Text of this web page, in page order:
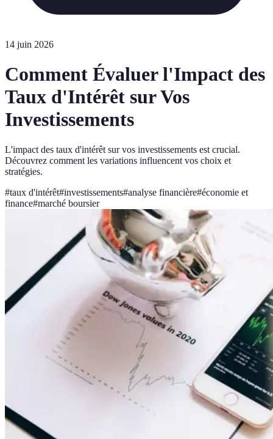
14 juin 2026
Comment Évaluer l'Impact des
Taux d'Intérêt sur Vos
Investissements
L'impact des taux d'intérêt sur vos investissements est crucial.
Découvrez comment les variations influencent vos choix et
stratégies.
#taux d'intérêt#investissements#analyse financière#économie et
finance#marché boursier